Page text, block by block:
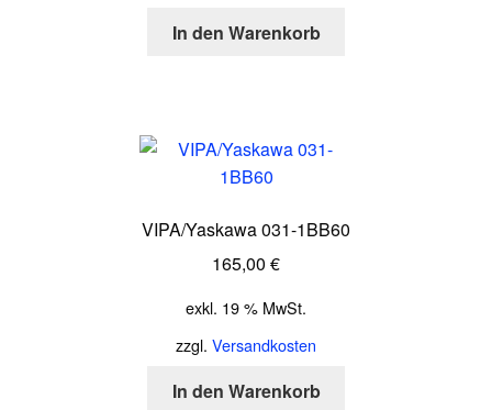
In den Warenkorb
VIPA/Yaskawa 031-1BB60
165,00 €
exkl. 19 % MwSt.
zzgl. Versandkosten
In den Warenkorb